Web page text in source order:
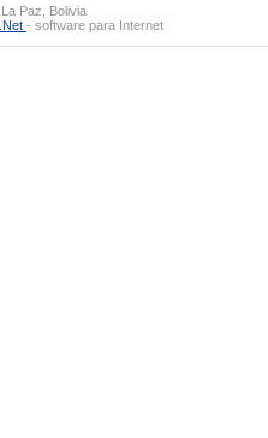
Paz, Bolivia
- software para Internet